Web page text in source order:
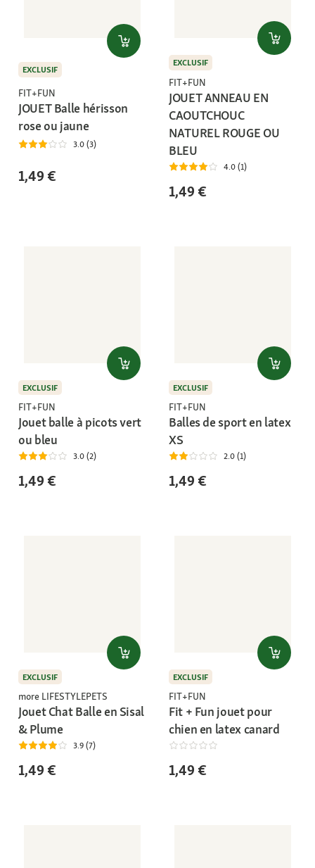
EXCLUSIF
FIT+FUN
JOUET Balle hérisson
rose ou jaune
3.0 (3)
1,49 €
EXCLUSIF
FIT+FUN
JOUET ANNEAU EN
CAOUTCHOUC
NATUREL ROUGE OU
BLEU
4.0 (1)
1,49 €
EXCLUSIF
FIT+FUN
Jouet balle à picots vert
ou bleu
3.0 (2)
1,49 €
EXCLUSIF
FIT+FUN
Balles de sport en latex
XS
2.0 (1)
1,49 €
EXCLUSIF
more LIFESTYLEPETS
Jouet Chat Balle en Sisal
& Plume
3.9 (7)
1,49 €
EXCLUSIF
FIT+FUN
Fit + Fun jouet pour
chien en latex canard
1,49 €